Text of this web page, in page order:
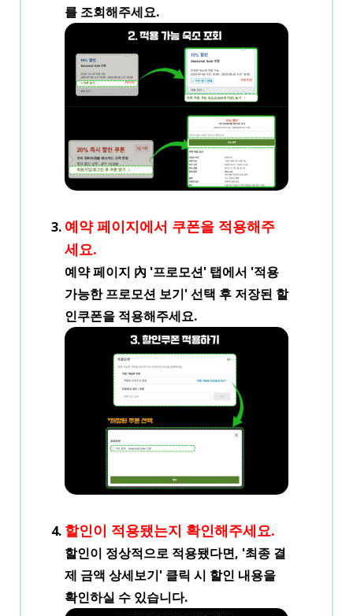
를 조회해주세요.
예약 페이지에서 쿠폰을 적용해주
세요.
예약 페이지 內 '프로모션' 탭에서 '적용
가능한 프로모션 보기' 선택 후 저장된 할
인쿠폰을 적용해주세요.
할인이 적용됐는지 확인해주세요.
할인이 정상적으로 적용됐다면, '최종 결
제 금액 상세보기' 클릭 시 할인 내용을
확인하실 수 있습니다.